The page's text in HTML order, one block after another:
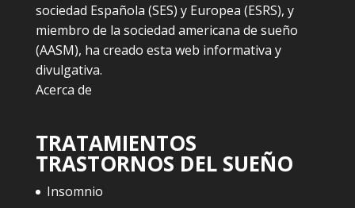
sociedad Española (SES) y Europea (ESRS), y
miembro de la sociedad americana de sueño
(AASM), ha creado esta web informativa y
divulgativa.
Acerca de
TRATAMIENTOS
TRASTORNOS DEL SUEÑO
Insomnio